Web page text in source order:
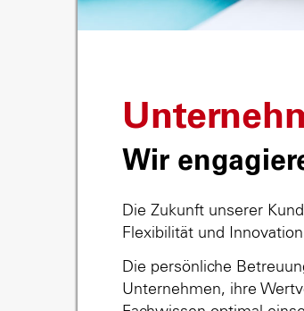
Wir
Die Zukunft unserer
Flexibilität und
Die persönliche
Unternehmen, ihre